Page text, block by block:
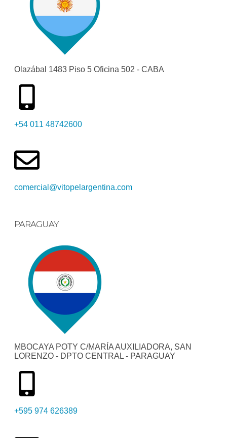
Olazábal 1483 Piso 5 Oficina 502 - CABA
+54 011 48742600​
comercial@vitopelargentina.com​
PARAGUAY
MBOCAYA POTY C/MARÍA AUXILIADORA, SAN
LORENZO - DPTO CENTRAL - PARAGUAY
+595 974 626389